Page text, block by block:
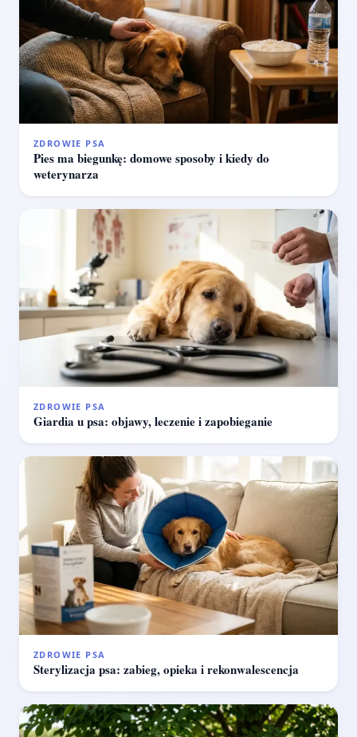
ZDROWIE PSA
Pies ma biegunkę: domowe sposoby i kiedy do
weterynarza
ZDROWIE PSA
Giardia u psa: objawy, leczenie i zapobieganie
ZDROWIE PSA
Sterylizacja psa: zabieg, opieka i rekonwalescencja